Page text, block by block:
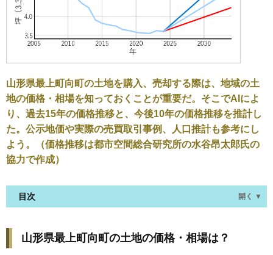
山形県最上町向町の土地を購入、売却する際は、地域の土
地の価格・相場を知っておくことが重要だ。そこでAIによ
り、過去15年の価格推移と、今後10年の価格推移を推計し
た。公示地価や実際の売買取引事例、人口推計も参考にし
よう。（価格推移は都市空間総合研究所の水谷昂太郎氏の
協力で作成）
目次 開く ▼
現在の価格は、3.6万円／坪（10年前比▲7.5%）
山形県最上町向町の土地の価格・相場は？